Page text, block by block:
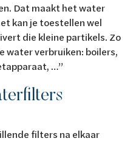
Dat maakt het water
kan je toestellen wel
die kleine partikels. Zo
water verbruiken: boilers,
…”
filters na elkaar